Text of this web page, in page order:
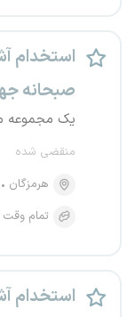
استخدام
صبحانه
یک مجموعه
منقضی شده
هرمزگان
تمام وقت
استخدام